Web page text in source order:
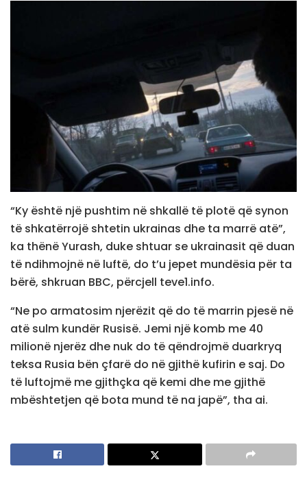
“Ky është një pushtim në shkallë të plotë që synon
të shkatërrojë shtetin ukrainas dhe ta marrë atë”,
ka thënë Yurash, duke shtuar se ukrainasit që duan
të ndihmojnë në luftë, do t’u jepet mundësia për ta
bërë, shkruan BBC, përcjell teve1.info.
“Ne po armatosim njerëzit që do të marrin pjesë në
atë sulm kundër Rusisë. Jemi një komb me 40
milionë njerëz dhe nuk do të qëndrojmë duarkryq
teksa Rusia bën çfarë do në gjithë kufirin e saj. Do
të luftojmë me gjithçka që kemi dhe me gjithë
mbështetjen që bota mund të na japë”, tha ai.